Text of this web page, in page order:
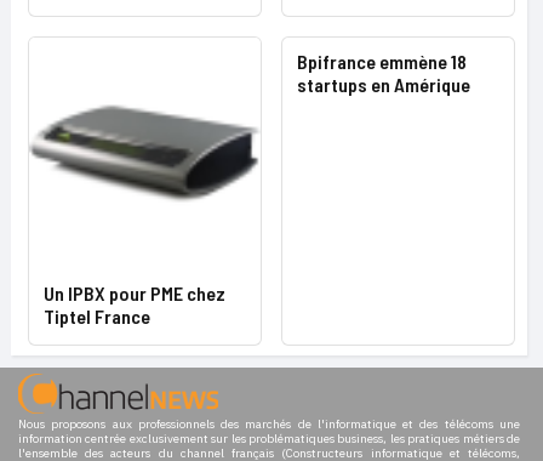
Un IPBX pour PME chez
Tiptel France
Bpifrance emmène 18
startups en Amérique
Nous proposons aux professionnels des marchés de l'informatique et des télécoms une
information centrée exclusivement sur les problématiques business, les pratiques métiers de
l'ensemble des acteurs du channel français (Constructeurs informatique et télécoms,